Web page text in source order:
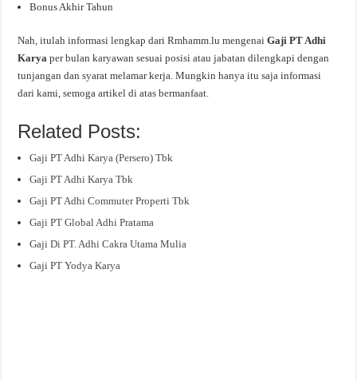
Bonus Akhir Tahun
Nah, itulah informasi lengkap dari Rmhamm.lu mengenaiGaji PT Adhi
Karyaper bulan karyawan sesuai posisi atau jabatan dilengkapi dengan
tunjangan dan syarat melamar kerja. Mungkin hanya itu saja informasi
dari kami, semoga artikel di atas bermanfaat.
Related Posts:
Gaji PT Adhi Karya (Persero) Tbk
Gaji PT Adhi Karya Tbk
Gaji PT Adhi Commuter Properti Tbk
Gaji PT Global Adhi Pratama
Gaji Di PT. Adhi Cakra Utama Mulia
Gaji PT Yodya Karya